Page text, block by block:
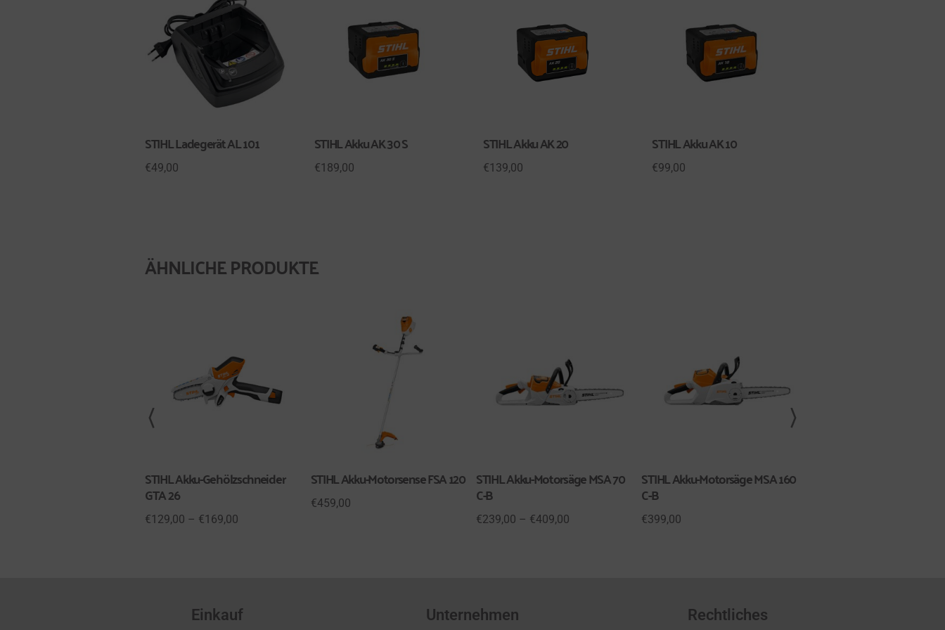
STIHL Ladegerät AL 101
€49,00
STIHL Akku AK 30 S
€189,00
STIHL Akku AK 20
€139,00
STIHL Akku AK 10
€99,00
ÄHNLICHE PRODUKTE
STIHL Akku-Gehölzschneider
GTA 26
€129,00 – €169,00
STIHL Akku-Motorsense FSA 120
€459,00
STIHL Akku-Motorsäge MSA 70
C-B
€239,00 – €409,00
STIHL Akku-Motorsäge MSA 160
C-B
€399,00
Einkauf Unternehmen Rechtliches